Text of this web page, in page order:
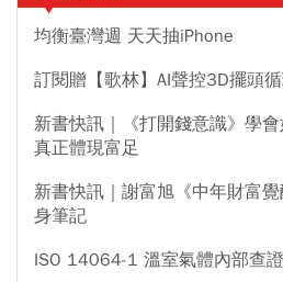
均衡臺灣週 天天抽iPhone
訂閱贈【歌林】AI聲控3D擺頭
新書快訊｜《打開錢意識》學
真正體現富足
新書快訊｜謝富旭《中年財富
身筆記
ISO 14064-1 溫室氣體內部查